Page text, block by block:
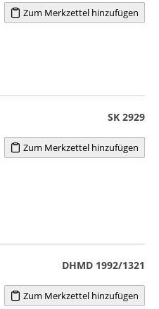
Zum Merkzettel hinzufügen
SK 2929
Zum Merkzettel hinzufügen
DHMD 1992/1321
Zum Merkzettel hinzufügen